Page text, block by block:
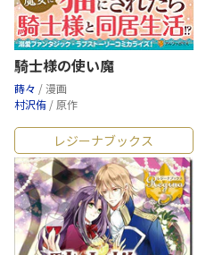
騎士様の使い魔
蒔々 / 漫画
村沢侑 / 原作
レジーナブックス